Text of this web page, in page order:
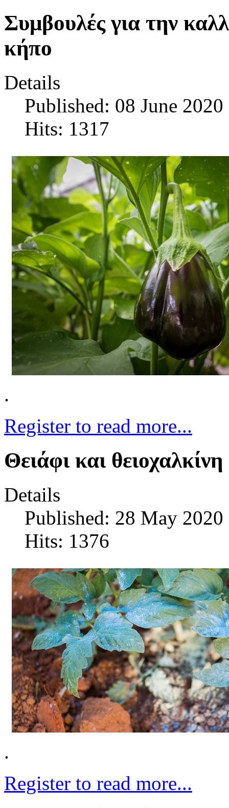
Συμβουλές για την
κήπο
Details
Published: 08 June 2020
Hits: 1317
.
Register to read more...
Θειάφι και
Details
Published: 28 May 2020
Hits: 1376
.
Register to read more...